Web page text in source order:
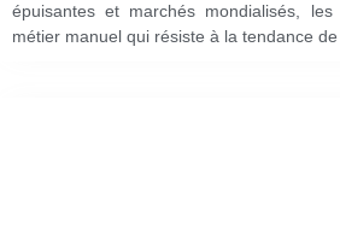
épuisantes et marchés mondialisés,
métier manuel qui résiste à la tendance de